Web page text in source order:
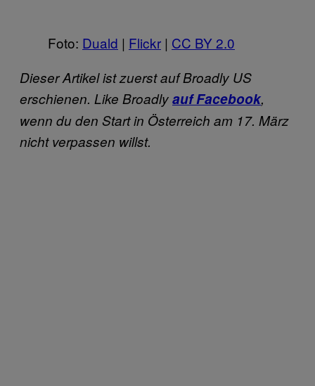
Foto: Duald | Flickr | CC BY 2.0
Dieser Artikel ist zuerst auf Broadly US
erschienen. Like Broadlyauf Facebook,
wenn du den Start in Österreich am 17. März
nicht verpassen willst.